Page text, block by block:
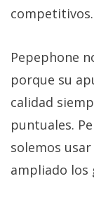
competitivos.
Pepephone
porque su
calidad
puntuales.
solemos
ampliado los